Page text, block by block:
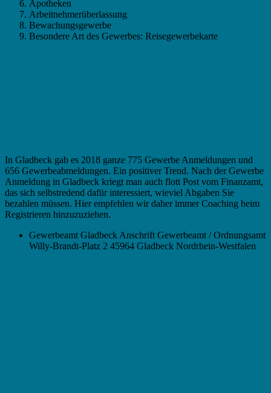
Apotheken
Arbeitnehmerüberlassung
Bewachungsgewerbe
Besondere Art des Gewerbes: Reisegewerbekarte
In Gladbeck gab es 2018 ganze 775 Gewerbe Anmeldungen und
656 Gewerbeabmeldungen. Ein positiver Trend. Nach der Gewerbe
Anmeldung in Gladbeck kriegt man auch flott Post vom Finanzamt,
das sich selbstredend dafür interessiert, wieviel Abgaben Sie
bezahlen müssen. Hier empfehlen wir daher immer Coaching beim
Registrieren hinzuzuziehen.
Gewerbeamt Gladbeck Anschrift Gewerbeamt / Ordnungsamt
Willy-Brandt-Platz 2 45964 Gladbeck Nordrhein-Westfalen